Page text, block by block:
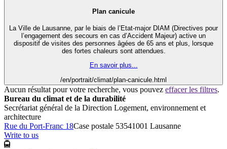
Plan canicule
La Ville de Lausanne, par le biais de l’Etat-major DIAM (Directives pour
l’engagement des secours en cas d’Accident Majeur) active un
dispositif de visites des personnes âgées de 65 ans et plus, lorsque
des fortes chaleurs sont attendues.
En savoir plus...
/en/portrait/climat/plan-canicule.html
Aucun résultat pour votre recherche, vous pouvez effacer les filtres.
Bureau du climat et de la durabilité
Secrétariat général de la Direction Logement, environnement et
architecture
Rue du Port-Franc 18Case postale 53541001 Lausanne
Write to us